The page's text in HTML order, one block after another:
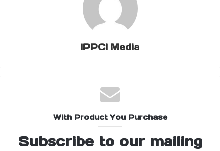
गया था. पुलिस ने कहा कि उन्होंने अकाउंट संचालक की पहचान के लिए मेटा से
जानकारी मांगी है और विवरण प्राप्त होने के बाद गिरफ्तारी समेत अन्य कार्रवाई की
now DIG has taken big action
Videos and photos of women bathing in Maha
Kumbh are being sold on social media
IPPCI Media
With Product You Purchase
Subscribe to our mailing